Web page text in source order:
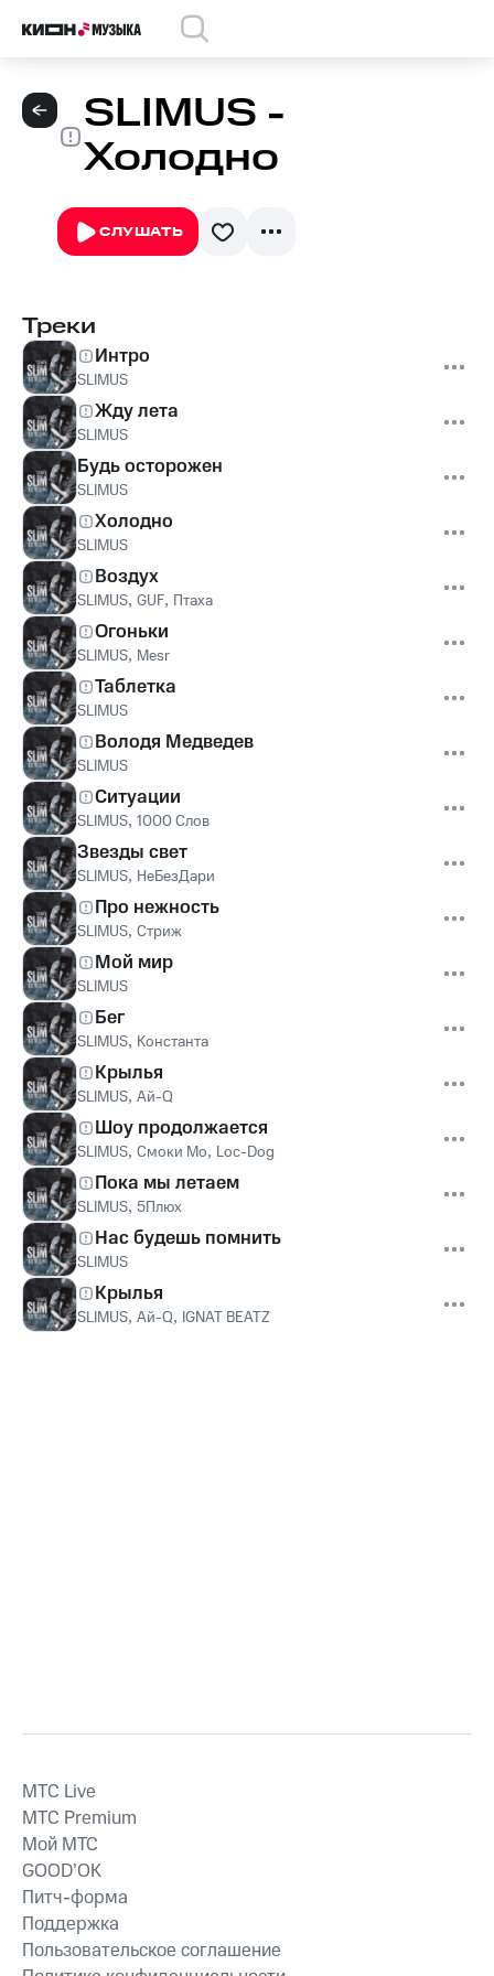
SLIMUS -
Холодно
СЛУШАТЬ
Треки
Интро
SLIMUS
Жду лета
SLIMUS
Будь осторожен
SLIMUS
Холодно
SLIMUS
Воздух
SLIMUS, GUF, Птаха
Огоньки
SLIMUS, Mesr
Таблетка
SLIMUS
Володя Медведев
SLIMUS
Ситуации
SLIMUS, 1000 Слов
Звезды свет
SLIMUS, НеБезДари
Про нежность
SLIMUS, Стриж
Мой мир
SLIMUS
Бег
SLIMUS, Константа
Крылья
SLIMUS, Ай-Q
Шоу продолжается
SLIMUS, Смоки Мо, Loc-Dog
Пока мы летаем
SLIMUS, 5Плюх
Нас будешь помнить
SLIMUS
Крылья
SLIMUS, Ай-Q, IGNAT BEATZ
MTС Live
MTС Premium
Мой МТС
GOOD’OK
Питч-форма
Поддержка
Пользовательское соглашение